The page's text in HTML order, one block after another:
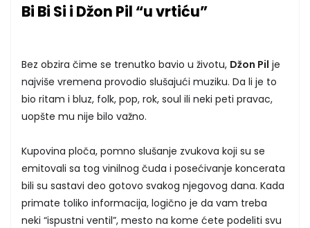
Bi Bi Si i Džon Pil “u vrtiću”
Bez obzira čime se trenutko bavio u životu, Džon Pil je
najviše vremena provodio slušajući muziku. Da li je to
bio ritam i bluz, folk, pop, rok, soul ili neki peti pravac,
uopšte mu nije bilo važno.
Kupovina ploča, pomno slušanje zvukova koji su se
emitovali sa tog vinilnog čuda i posećivanje koncerata
bili su sastavi deo gotovo svakog njegovog dana. Kada
primate toliko informacija, logično je da vam treba
neki “ispustni ventil”, mesto na kome ćete podeliti svu